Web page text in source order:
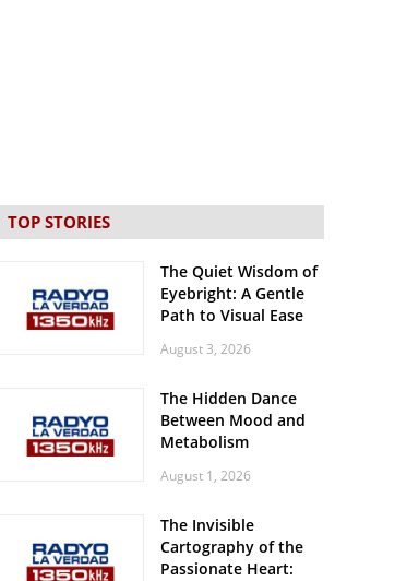
TOP STORIES
The Quiet Wisdom of
Eyebright: A Gentle
Path to Visual Ease
August 3, 2026
The Hidden Dance
Between Mood and
Metabolism
August 1, 2026
The Invisible
Cartography of the
Passionate Heart: